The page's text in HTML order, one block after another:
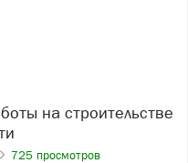
725 просмотров